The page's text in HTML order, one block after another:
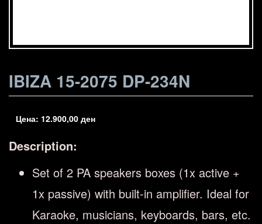
IBIZA 15-2075 DP-234N
Цена: 12.900,00 ден
Description:
Set of 2 PA speakers boxes (1x active +
1x passive) with built-in amplifier. Ideal for
Karaoke, musicians, keyboards, bars, etc.